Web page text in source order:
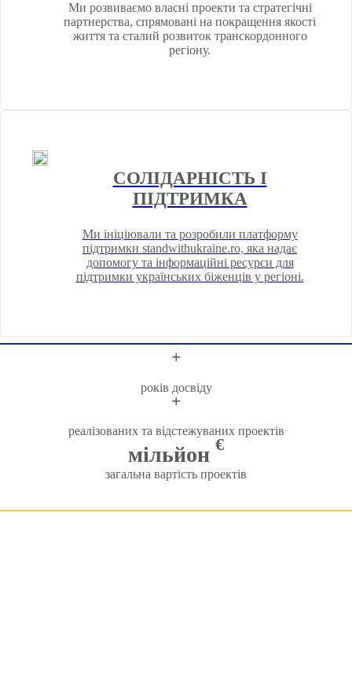
Ми розвиваємо власні проекти та стратегічні
партнерства, спрямовані на покращення якості
життя та сталий розвиток транскордонного
регіону.
СОЛІДАРНІСТЬ І
ПІДТРИМКА
Ми ініціювали та розробили платформу
підтримки standwithukraine.ro, яка надає
допомогу та інформаційні ресурси для
підтримки українських біженців у регіоні.
+
років досвіду
+
реалізованих та відстежуваних проектів
мільйон €
загальна вартість проектів